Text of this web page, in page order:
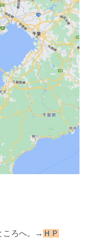
ころへ。→ ＨＰ